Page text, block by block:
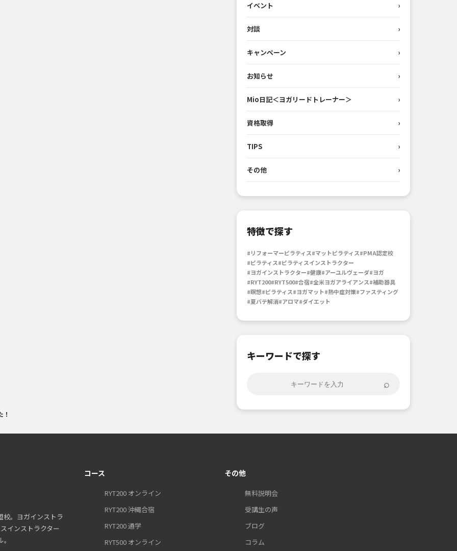
イベント ›
対談 ›
キャンペーン ›
お知らせ ›
Mio日記＜ヨガリードトレーナー＞ ›
資格取得 ›
TIPS ›
その他 ›
特徴で探す
#リフォーマーピラティス#マットピラティス#PMA認定校
#ピラティス#ピラティスインストラクター
#ヨガインストラクター#健康#アーユルヴェーダ#ヨガ
#RYT200#RYT500#合宿#全米ヨガアライアンス#補助器具
#瞑想#ピラティス#ヨガマット#熱中症対策#ファスティング
#夏バテ解消#アロマ#ダイエット
キーワードで探す
⌕
！
校。ヨガインストラ
インストラクター
コース
RYT200 オンライン
RYT200 沖縄合宿
RYT200 通学
RYT500 オンライン
その他
無料説明会
受講生の声
ブログ
コラム